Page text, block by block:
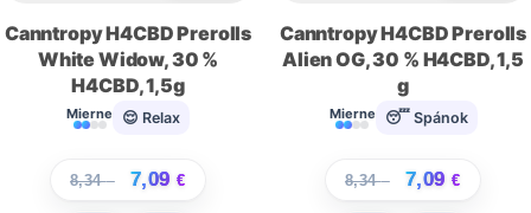
Canntropy H4CBD Prerolls
White Widow, 30 %
H4CBD, 1,5g
Mierne 😌 Relax
8,34€ 7,09 €
Canntropy H4CBD Prerolls
Alien OG, 30 % H4CBD, 1,5
g
Mierne 😴 Spánok
8,34€ 7,09 €